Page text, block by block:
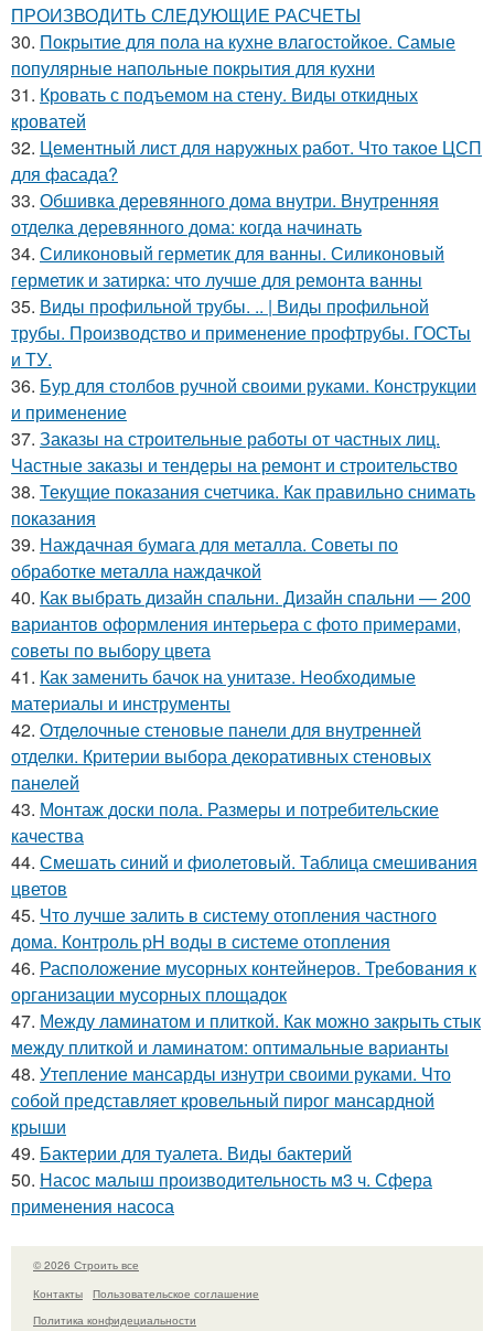
ПРОИЗВОДИТЬ СЛЕДУЮЩИЕ РАСЧЕТЫ
30. Покрытие для пола на кухне влагостойкое. Самые
популярные напольные покрытия для кухни
31. Кровать с подъемом на стену. Виды откидных
кроватей
32. Цементный лист для наружных работ. Что такое ЦСП
для фасада?
33. Обшивка деревянного дома внутри. Внутренняя
отделка деревянного дома: когда начинать
34. Силиконовый герметик для ванны. Силиконовый
герметик и затирка: что лучше для ремонта ванны
35. Виды профильной трубы. .. | Виды профильной
трубы. Производство и применение профтрубы. ГОСТы
и ТУ.
36. Бур для столбов ручной своими руками. Конструкции
и применение
37. Заказы на строительные работы от частных лиц.
Частные заказы и тендеры на ремонт и строительство
38. Текущие показания счетчика. Как правильно снимать
показания
39. Наждачная бумага для металла. Советы по
обработке металла наждачкой
40. Как выбрать дизайн спальни. Дизайн спальни — 200
вариантов оформления интерьера с фото примерами,
советы по выбору цвета
41. Как заменить бачок на унитазе. Необходимые
материалы и инструменты
42. Отделочные стеновые панели для внутренней
отделки. Критерии выбора декоративных стеновых
панелей
43. Монтаж доски пола. Размеры и потребительские
качества
44. Смешать синий и фиолетовый. Таблица смешивания
цветов
45. Что лучше залить в систему отопления частного
дома. Контроль pH воды в системе отопления
46. Расположение мусорных контейнеров. Требования к
организации мусорных площадок
47. Между ламинатом и плиткой. Как можно закрыть стык
между плиткой и ламинатом: оптимальные варианты
48. Утепление мансарды изнутри своими руками. Что
собой представляет кровельный пирог мансардной
крыши
49. Бактерии для туалета. Виды бактерий
50. Насос малыш производительность м3 ч. Сфера
применения насоса
© 2026 Строить все
Контакты
Пользовательское соглашение
Политика конфидециальности